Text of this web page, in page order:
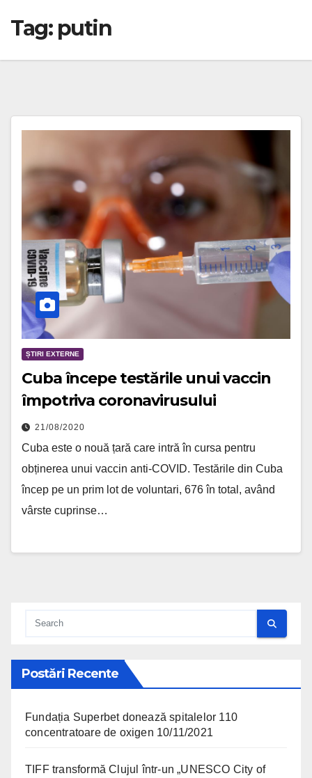
Tag: putin
ȘTIRI EXTERNE
Cuba începe testările unui vaccin
împotriva coronavirusului
21/08/2020
Cuba este o nouă țară care intră în cursa pentru
obținerea unui vaccin anti-COVID. Testările din Cuba
încep pe un prim lot de voluntari, 676 în total, având
vârste cuprinse…
Postări Recente
Fundația Superbet donează spitalelor 110
concentratoare de oxigen 10/11/2021
TIFF transformă Clujul într-un „UNESCO City of